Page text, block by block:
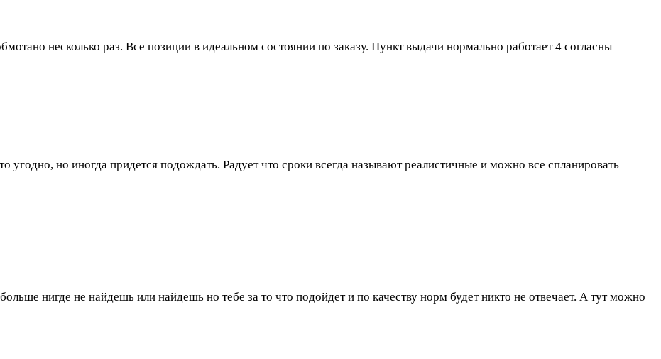
несколько раз. Все позиции в идеальном состоянии по заказу. Пункт выдачи нормально работает4 согласны
угодно, но иногда придется подождать. Радует что сроки всегда называют реалистичные и можно все спланировать
нигде не найдешь или найдешь но тебе за то что подойдет и по качеству норм будет никто не отвечает. А тут можно